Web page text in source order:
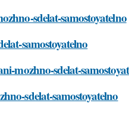
sdelat-samostoyatelno
samostoyatelno
mozhno-sdelat-
sdelat-samostoyatelno